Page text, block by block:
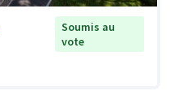
Soumis au
vote